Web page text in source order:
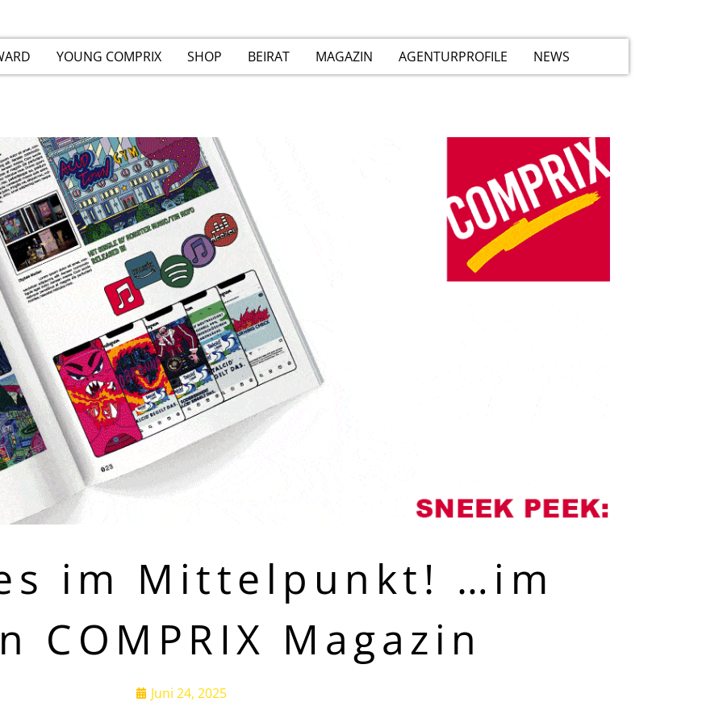
BEIRAT MAGAZIN
YOUNG COMPRIX SHOP AGENTURPROFILE NEWS
im Mittelpunkt! …im
COMPRIX Magazin
Juni 24, 2025